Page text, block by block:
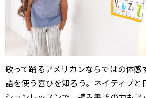
歌って踊るアメリカンならではの体感
語を使う喜びを知ろう。ネイティブと